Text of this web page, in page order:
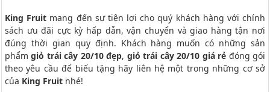
King Fruit mang đến sự tiện lợi cho quý khách hàng với chính
sách ưu đãi cực kỳ hấp dẫn, vận chuyển và giao hàng tận nơi
đúng thời gian quy định. Khách hàng muốn có những sản
phẩmgiỏ trái cây 20/10 đẹp, giỏ trái cây 20/10 giá rẻ đóng gói
theo yêu cầu để biếu tặng hãy liên hệ một trong những cơ sở
của King Fruit nhé!